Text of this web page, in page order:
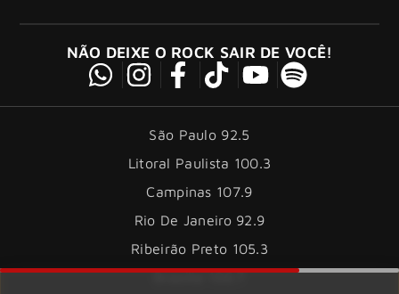
NÃO DEIXE O ROCK SAIR DE VOCÊ!
São Paulo 92.5
Litoral Paulista 100.3
Campinas 107.9
Rio De Janeiro 92.9
Ribeirão Preto 105.3
Brasília 106.7